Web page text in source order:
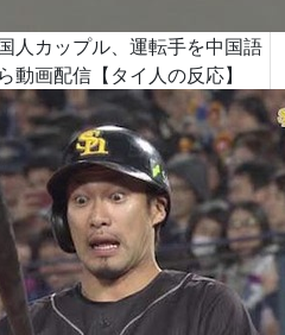
人カップル、運転手を中国語
動画配信【タイ人の反応】